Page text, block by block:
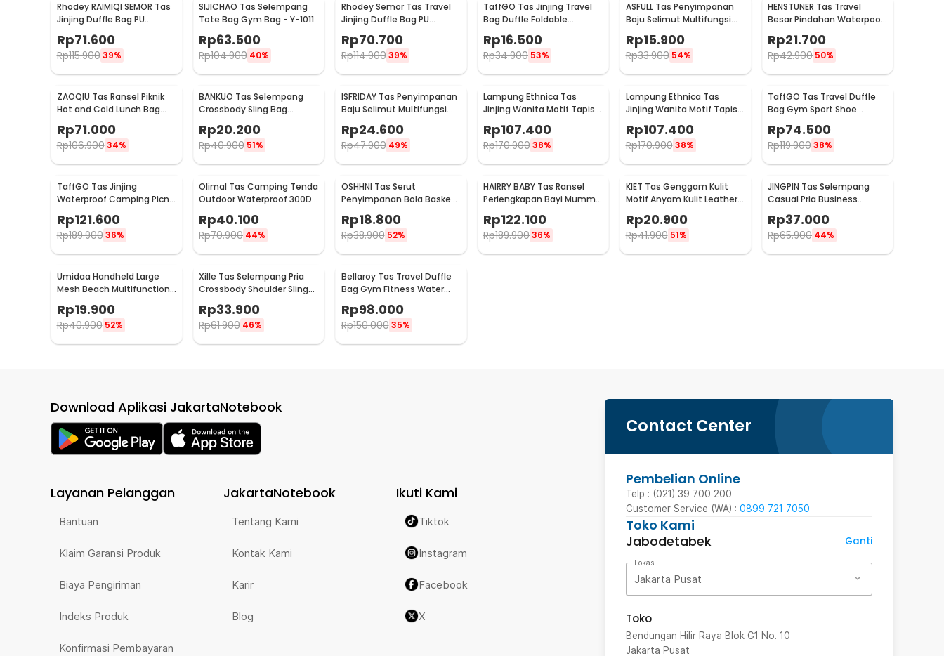
Rhodey RAIMIQI SEMOR Tas
Jinjing Duffle Bag PU
Leather Unisex 20 Inch
Beautiful Pattern - C01
Rp71.600
Rp115.900 39%
SIJICHAO Tas Selempang
Tote Bag Gym Bag - Y-1011
Rp63.500
Rp104.900 40%
Rhodey Semor Tas Travel
Jinjing Duffle Bag PU
Rp70.700
Rp114.900 39%
TaffGO Tas Jinjing Travel
Bag Duffle Foldable
Waterproof 480mm - B20
Rp16.500
Rp34.900 53%
ASFULL Tas Penyimpanan
Baju Selimut Multifungsi
60x40x30cm - ASS60
Rp15.900
Rp33.900 54%
HENSTUNER Tas Travel
Besar Pindahan Waterpoof
90x30x50cm - HR-01
Rp21.700
Rp42.900 50%
ZAOQIU Tas Ransel Piknik
Hot and Cold Lunch Bag
Rp71.000
Rp106.900 34%
BANKUO Tas Selempang
Crossbody Sling Bag
- BK22
Rp20.200
Rp40.900 51%
ISFRIDAY Tas Penyimpanan
Baju Selimut Multifungsi
Duffel Organizer Bag
Barcode - IF45
Rp24.600
Rp47.900 49%
Lampung Ethnica Tas
Jinjing Wanita Motif Tapis
Rp107.400
Rp170.90038%
Lampung Ethnica Tas
Jinjing Wanita Motif Tapis
Rp107.400
Rp170.900 38%
TaffGO Tas Travel Duffle
Bag Gym Sport Shoe
Rp74.500
Rp119.90038%
TaffGO Tas Jinjing
Waterproof Camping Picnic
Duffle Bag 3 Slots - C60
Rp121.600
Rp189.900 36%
Olimal Tas Camping Tenda
Outdoor Waterproof 300D
30
Rp40.100
Rp70.900 44%
OSHHNI Tas Serut
Penyimpanan Bola Basket
Olahraga Drawstring Bag
Mesh - SH30
Rp18.800
Rp38.900 52%
HAIRRY BABY Tas Ransel
Perlengkapan Bayi Mummy
Rp122.100
Rp189.90036%
KIET Tas Genggam Kulit
Motif Anyam Kulit Leather
Rp20.900
Rp41.900 51%
JINGPIN Tas Selempang
Casual Pria Business
Crossbody Bag PU Leather
- JP2
Rp37.000
Rp65.900 44%
Umidaa Handheld Large
Mesh Beach Multifunction
Rp19.900
Rp40.900 52%
Xille Tas Selempang Pria
Crossbody Shoulder Sling
Bag Oxford Fabric - 9980
Rp33.900
Rp61.900 46%
Bellaroy Tas Travel Duffle
Bag Gym Fitness Water
Resistant 36-55L - C50
Rp98.000
Rp150.000 35%
Contact Center
Pembelian Online
Telp : (021) 39 700 200
Customer Service (WA) : 0899 721 7050
Toko Kami
Jabodetabek
Ganti
Lokasi
Jakarta Pusat
Toko
Bendungan Hilir Raya Blok G1 No. 10
Jakarta Pusat
Download Aplikasi JakartaNotebook
Layanan Pelanggan
Bantuan
Klaim Garansi Produk
Biaya Pengiriman
Indeks Produk
Konfirmasi Pembayaran
JakartaNotebook
Tentang Kami
Kontak Kami
Karir
Blog
Ikuti Kami
Tiktok
Instagram
Facebook
X